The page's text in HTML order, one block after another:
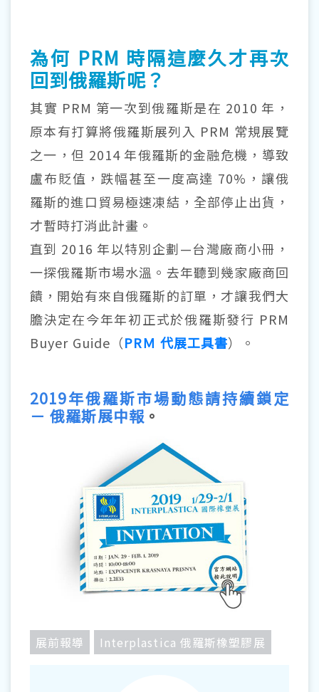
為何 PRM 時隔這麼久才再次
回到俄羅斯呢？
其實 PRM 第一次到俄羅斯是在 2010 年，
原本有打算將俄羅斯展列入 PRM 常規展覽
之一，但 2014 年俄羅斯的金融危機，導致
盧布貶值，跌幅甚至一度高達 70%，讓俄
羅斯的進口貿易極速凍結，全部停止出貨，
才暫時打消此計畫。
直到 2016 年以特別企劃—台灣廠商小冊，
一探俄羅斯市場水溫。去年聽到幾家廠商回
饋，開始有來自俄羅斯的訂單，才讓我們大
膽決定在今年年初正式於俄羅斯發行 PRM
Buyer Guide（PRＭ 代展工具書）。
2019年俄羅斯市場動態請持續鎖定
－ 俄羅斯展中報。
展前報導 Interplastica 俄羅斯橡塑膠展